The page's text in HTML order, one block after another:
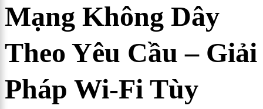
Mạng Không Dây
Theo Yêu Cầu – Giải
Pháp Wi-Fi Tùy